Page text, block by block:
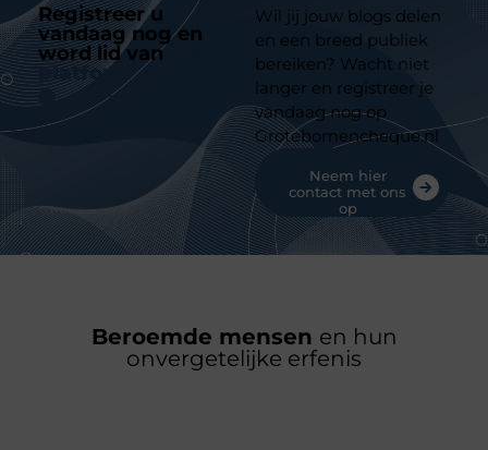
Registreer u
vandaag nog en
word lid van
platform
Wil jij jouw blogs delen
en een breed publiek
bereiken? Wacht niet
langer en registreer je
vandaag nog op
Grotebomencheque.nl
Neem hier
contact met ons
op
Beroemde mensen en hun
onvergetelijke erfenis